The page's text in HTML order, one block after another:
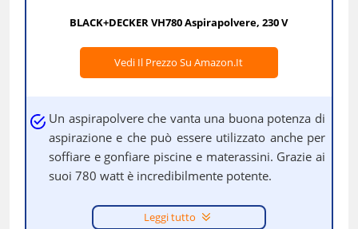
BLACK+DECKER VH780 Aspirapolvere, 230 V
Vedi Il Prezzo Su Amazon.it
Un aspirapolvere che vanta una buona potenza di
aspirazione e che può essere utilizzato anche per
soffiare e gonfiare piscine e materassini. Grazie ai
suoi 780 watt è incredibilmente potente.
Leggi tutto